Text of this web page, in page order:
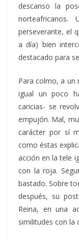
descanso la
perseverante, el
a día) bien
destacado para
Para colmo, a un
igual un poco
caricias- se
empujón. Mal,
carácter por sí
como éstas
acción en la tele
con la roja.
bastado. Sobre
después, su
Reina, en una
similitudes con la